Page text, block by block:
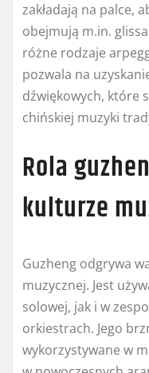
zakładają na palce,
obejmują m.in.
różne rodzaje
pozwala na
dźwiękowych, które
chińskiej muzyki
Rola
kulturze
Guzheng odgrywa
muzycznej. Jest
solowej, jak i w
orkiestrach. Jego
wykorzystywane w